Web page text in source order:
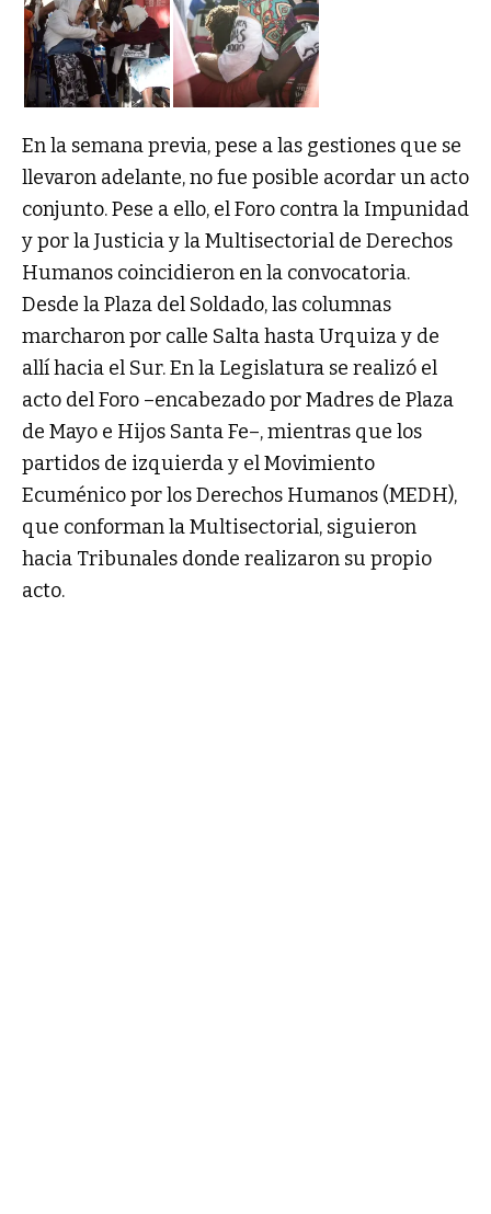
En la semana previa, pese a las gestiones que se
llevaron adelante, no fue posible acordar un acto
conjunto. Pese a ello, el Foro contra la Impunidad
y por la Justicia y la Multisectorial de Derechos
Humanos coincidieron en la convocatoria.
Desde la Plaza del Soldado, las columnas
marcharon por calle Salta hasta Urquiza y de
allí hacia el Sur. En la Legislatura se realizó el
acto del Foro –encabezado por Madres de Plaza
de Mayo e Hijos Santa Fe–, mientras que los
partidos de izquierda y el Movimiento
Ecuménico por los Derechos Humanos (MEDH),
que conforman la Multisectorial, siguieron
hacia Tribunales donde realizaron su propio
acto.